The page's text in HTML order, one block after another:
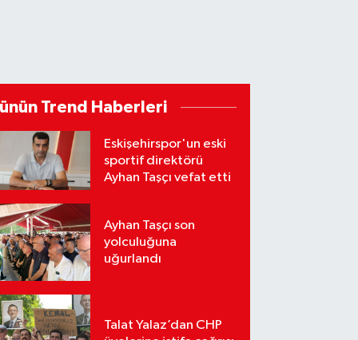
Trend Haberleri
Eskişehirspor'un eski
sportif direktörü
Ayhan Taşçı vefat etti
Ayhan Taşçı son
yolculuğuna
uğurlandı
Talat Yalaz’dan CHP